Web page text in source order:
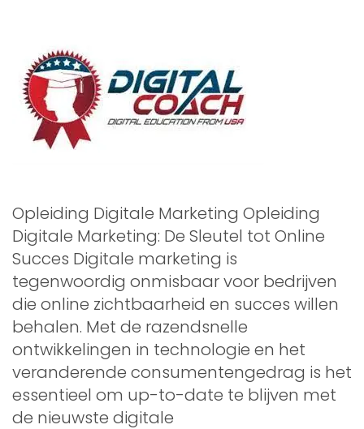
Opleiding Digitale Marketing Opleiding
Digitale Marketing: De Sleutel tot Online
Succes Digitale marketing is
tegenwoordig onmisbaar voor bedrijven
die online zichtbaarheid en succes willen
behalen. Met de razendsnelle
ontwikkelingen in technologie en het
veranderende consumentengedrag is het
essentieel om up-to-date te blijven met
de nieuwste digitale